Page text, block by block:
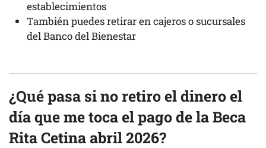
establecimientos
También puedes retirar en cajeros o sucursales
del Banco del Bienestar
¿Qué pasa si no retiro el dinero el
día que me toca el pago de la Beca
Rita Cetina abril 2026?